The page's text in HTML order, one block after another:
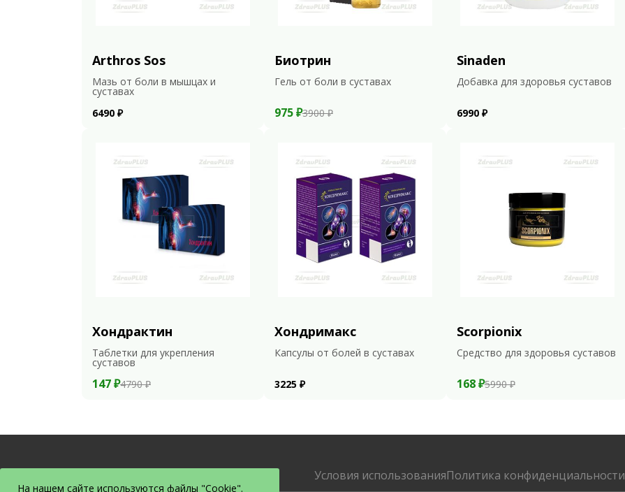
Arthros Sos
Мазь от боли в мышцах и
суставах
6490 ₽
Биотрин
Гель от боли в суставах
975 ₽3900 ₽
Sinaden
Добавка для здоровья суставов
6990 ₽
Хондрактин
Таблетки для укрепления
суставов
147 ₽4790 ₽
Хондримакс
Капсулы от болей в суставах
3225 ₽
Scorpionix
Средство для здоровья суставов
168 ₽5990 ₽
Условия использованияПолитика конфиденциальности
На нашем сайте используются файлы "Cookie".